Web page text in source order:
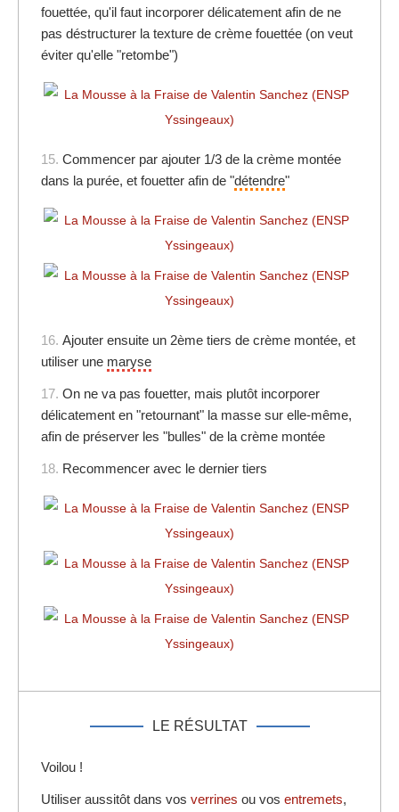
fouettée, qu'il faut incorporer délicatement afin de ne
pas déstructurer la texture de crème fouettée (on veut
éviter qu'elle "retombe")
15. Commencer par ajouter 1/3 de la crème montée
dans la purée, et fouetter afin de "détendre"
16. Ajouter ensuite un 2ème tiers de crème montée, et
utiliser une maryse
17. On ne va pas fouetter, mais plutôt incorporer
délicatement en "retournant" la masse sur elle-même,
afin de préserver les "bulles" de la crème montée
18. Recommencer avec le dernier tiers
LE RÉSULTAT
Voilou !
Utiliser aussitôt dans vos verrines ou vos entremets,